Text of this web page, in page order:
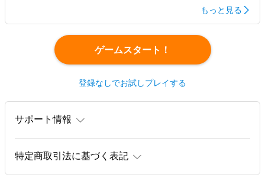
もっと見る
ゲームスタート！
登録なしでお試しプレイする
サポート情報
特定商取引法に基づく表記